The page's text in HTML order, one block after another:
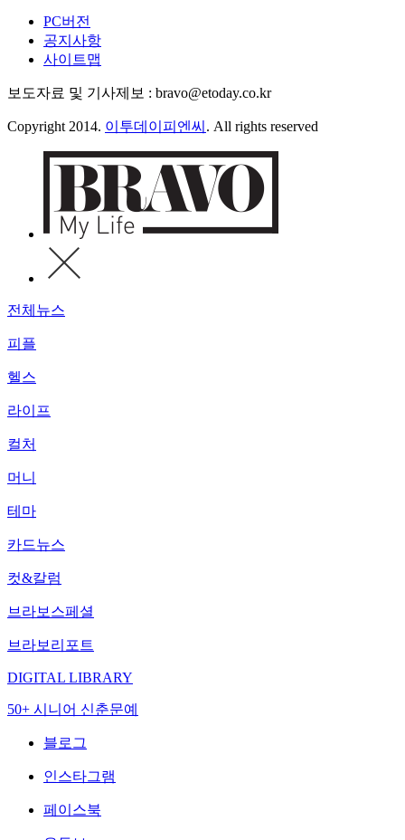
PC버전
공지사항
사이트맵
보도자료 및 기사제보 : bravo@etoday.co.kr
Copyright 2014. 이투데이피엔씨 . All rights reserved
전체뉴스
피플
헬스
라이프
컬처
머니
테마
카드뉴스
컷&칼럼
브라보스페셜
브라보리포트
DIGITAL LIBRARY
50+ 시니어 신춘문예
블로그
인스타그램
페이스북